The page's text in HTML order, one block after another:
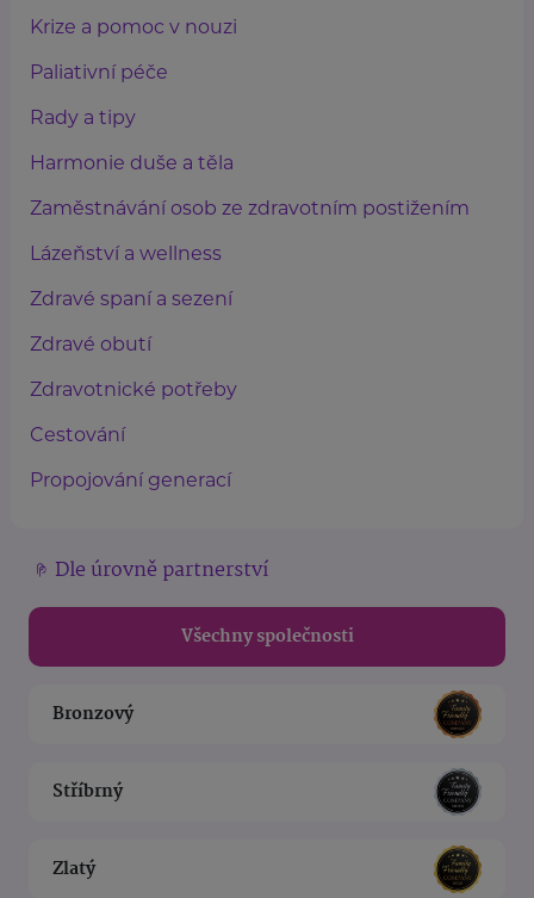
Krize a pomoc v nouzi
Paliativní péče
Rady a tipy
Harmonie duše a těla
Zaměstnávání osob ze zdravotním postižením
Lázeňství a wellness
Zdravé spaní a sezení
Zdravé obutí
Zdravotnické potřeby
Cestování
Propojování generací
Dle úrovně partnerství
Všechny společnosti
Bronzový
Stříbrný
Zlatý